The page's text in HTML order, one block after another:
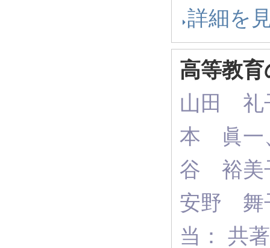
詳細を
高等教
山田 礼
本 眞一
谷 裕美
安野 舞
当： 共